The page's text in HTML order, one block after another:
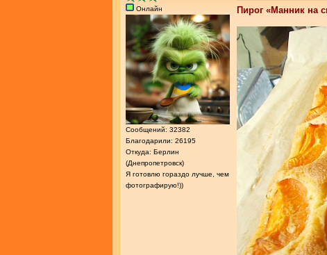
Онлайн
Сообщений: 32382
Благодарили: 26195
Откуда: Берлин
(Днепропетровск)
Я готовлю гораздо лучше, чем
фотографирую!))
Пирог «Манник на